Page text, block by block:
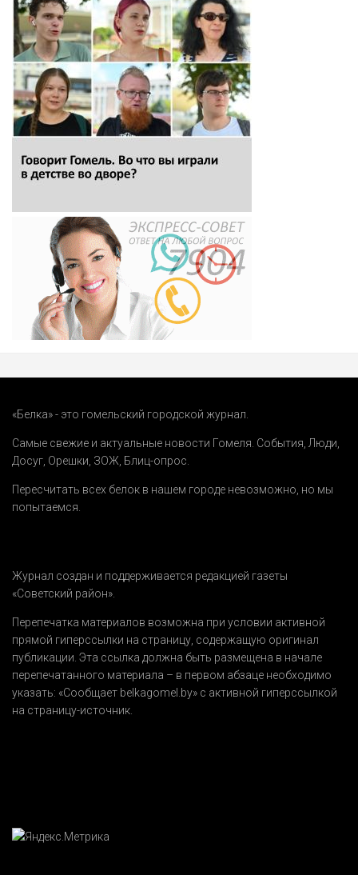
«Белка» - это гомельский городской журнал.
Самые свежие и актуальные новости Гомеля. События Люди
Досуг Орешки ЗОЖ Блиц-опрос
Пересчитать всех белок в нашем городе невозможно, но мы
попытаемся.
Журнал создан и поддерживается редакцией газеты
«Советский район».
Перепечатка материалов возможна при условии активной
прямой гиперссылки на страницу, содержащую оригинал
публикации. Эта ссылка должна быть размещена в начале
перепечатанного материала – в первом абзаце необходимо
указать: «Сообщает belkagomel.by» с активной гиперссылкой
на страницу-источник.